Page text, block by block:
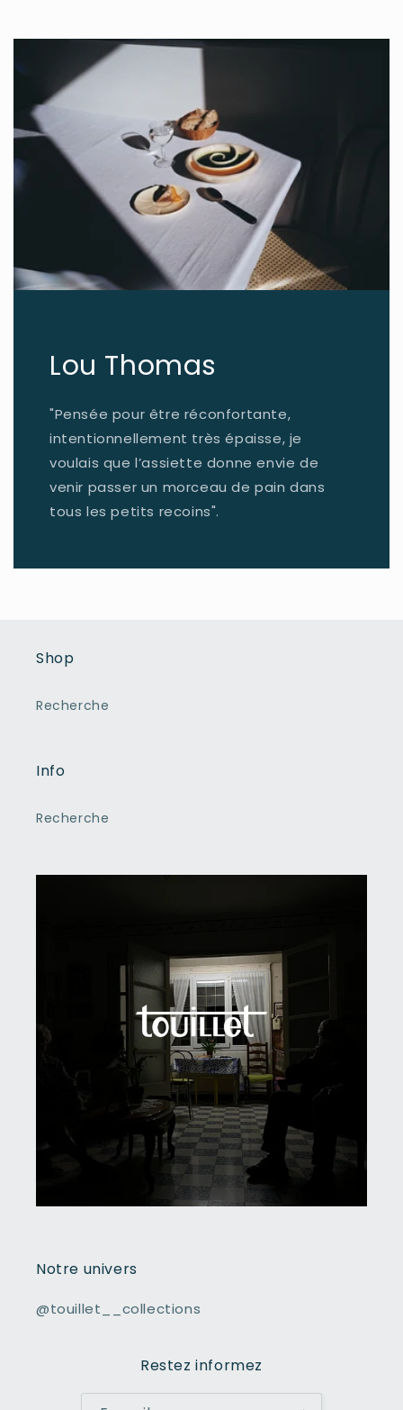
Lou Thomas
"Pensée pour être réconfortante,
intentionnellement très épaisse, je
voulais que l’assiette donne envie de
venir passer un morceau de pain dans
tous les petits recoins".
Shop
Recherche
Info
Recherche
Notre univers
@touillet__collections
Restez informez